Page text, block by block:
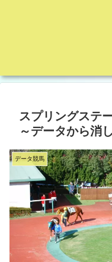
スプリングス
～データから消
データ競馬